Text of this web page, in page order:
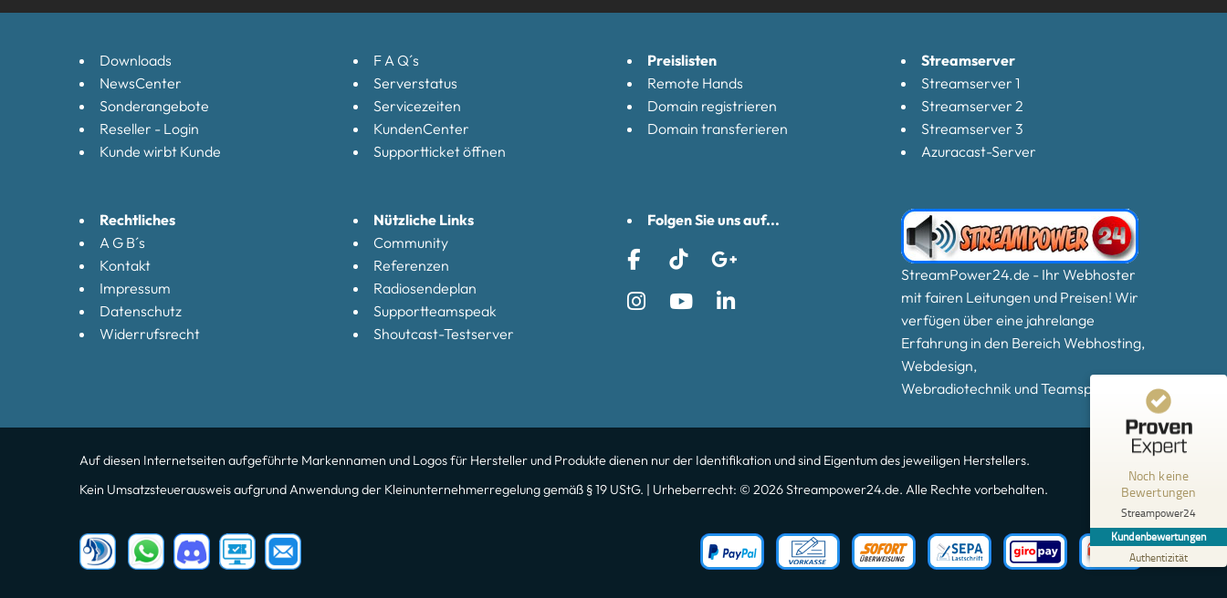
Downloads
NewsCenter
Sonderangebote
Reseller - Login
Kunde wirbt Kunde
F A Q´s
Serverstatus
Servicezeiten
KundenCenter
Supportticket öffnen
Preislisten
Remote Hands
Domain registrieren
Domain transferieren
Streamserver
Streamserver 1
Streamserver 2
Streamserver 3
Azuracast-Server
Rechtliches
A G B´s
Kontakt
Impressum
Datenschutz
Widerrufsrecht
Nützliche Links
Community
Referenzen
Radiosendeplan
Supportteamspeak
Shoutcast-Testserver
Folgen Sie uns auf...
StreamPower24.de - Ihr Webhoster
mit fairen Leitungen und Preisen! Wir
verfügen über eine jahrelange
Erfahrung in den Bereich Webhosting,
Webdesign,
Webradiotechnik und Teamspeak3.
Auf diesen Internetseiten aufgeführte Markennamen und Logos für Hersteller und Produkte dienen nur der Identifikation und sind Eigentum des jeweiligen Herstellers.
Kein Umsatzsteuerausweis aufgrund Anwendung der Kleinunternehmerregelung gemäß § 19 UStG. | Urheberrecht: © 2026 Streampower24.de. Alle Rechte vorbehalten.
Noch keine
Bewertungen
Streampower24
Kundenbewertungen
Authentizität
Kundenbewertungen und Erfahrungen zu
MANGELHAFT
0,00
/
5,00
Erfahren Sie mehr über dieses Bewertungssiegel
01.01.1970
Profil ansehen